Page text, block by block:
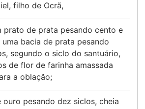
filho de Ocrã,
prato de prata pesando cento e
bacia de prata pesando
segundo o siclo do santuário,
de flor de farinha amassada
a oblação;
ouro pesando dez siclos, cheia